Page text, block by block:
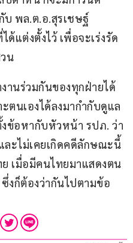
พล.ต.อ.สุรเชษฐ์
แต่งตั้งไว้ เพื่อจะเร่งรัด
น
านร่วมกันของทุกฝ่ายได้
ตนเองได้ลงมากำกับดูแล
งข้อหากับหัวหน้า รปภ. ว่า
ละไม่เคยเกิดคดีลักษณะนี้
เมื่อมีคนไทยมาแสดงตน
งก็ต้องว่ากันไปตามข้อ